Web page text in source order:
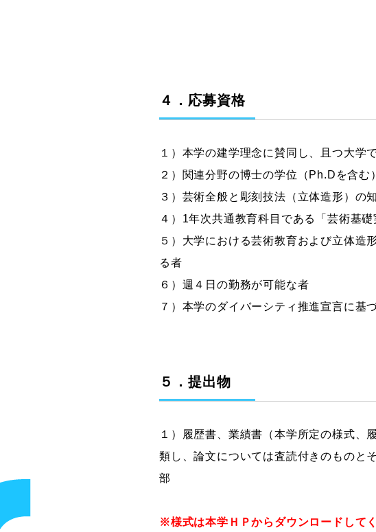
４．応募資格
１）本学の建学理念に賛同し、且つ大学
２）関連分野の博士の学位（Ph.Dを含
３）芸術全般と彫刻技法（立体造形）の
４）1年次共通教育科目である「芸術基
５）大学における芸術教育および立体造
る者
６）週４日の勤務が可能な者
７）本学のダイバーシティ推進宣言に基
５．提出物
１）履歴書、業績書（本学所定の様式、
類し、論文については査読付きのものと
部
※様式は本学ＨＰからダウンロードして